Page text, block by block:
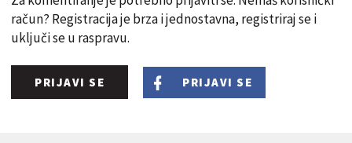
račun? Registracija je brza i jednostavna, registriraj se i
uključi se u raspravu.
PRIJAVI SE PRIJAVI SE